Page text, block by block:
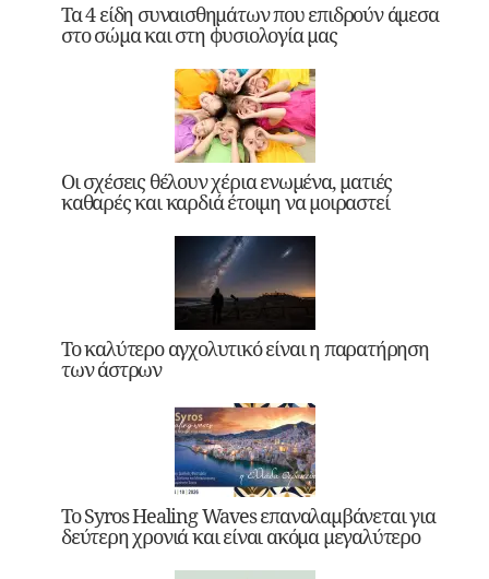
Τα 4 είδη συναισθημάτων που επιδρούν άμεσα
στο σώμα και στη φυσιολογία μας
Οι σχέσεις θέλουν χέρια ενωμένα, ματιές
καθαρές και καρδιά έτοιμη να μοιραστεί
Το καλύτερο αγχολυτικό είναι η παρατήρηση
των άστρων
Το Syros Healing Waves επαναλαμβάνεται για
δεύτερη χρονιά και είναι ακόμα μεγαλύτερο